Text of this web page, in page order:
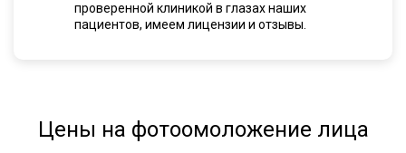
проверенной клиникой в глазах наших
пациентов, имеем лицензии и отзывы.
Цены на фотоомоложение лица